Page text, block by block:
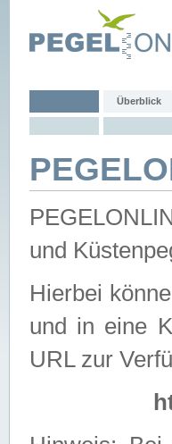
Überblick
und
Hierbei
und in eine
URL zur